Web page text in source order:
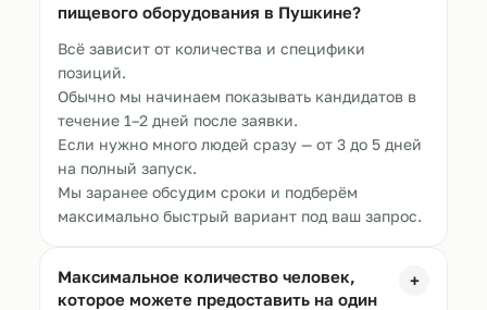
пищевого оборудования в Пушкине?
Всё зависит от количества и специфики
позиций.
Обычно мы начинаем показывать кандидатов в
течение 1–2 дней после заявки.
Если нужно много людей сразу — от 3 до 5 дней
на полный запуск.
Мы заранее обсудим сроки и подберём
максимально быстрый вариант под ваш запрос.
Максимальное количество человек,
которое можете предоставить на один
+